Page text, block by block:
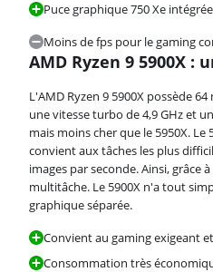
Puce graphique 750 Xe
Moins de fps pour le gaming
AMD Ryzen 9 5900X :
L'AMD Ryzen 9 5900X possède
une vitesse turbo de 4,9 GHz et
mais moins cher que le 5950X.
convient aux tâches les plus
images par seconde. Ainsi, grâce
multitâche. Le 5900X n'a tout
graphique séparée.
Convient au gaming exigeant
Consommation très